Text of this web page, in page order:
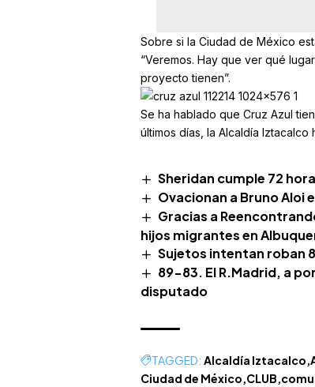
Sobre si la Ciudad de México
“Veremos. Hay que ver qué
proyecto tienen”.
Se ha hablado que Cruz Azul
últimos días, la Alcaldía
Sheridan cumple 72
Ovacionan a Bruno Aloi
Gracias a
hijos migrantes en
Sujetos intentan roban
89-83. El R.Madrid, a
disputado
TAGGED: Alcaldía Iztacalco
Ciudad de México CLUB